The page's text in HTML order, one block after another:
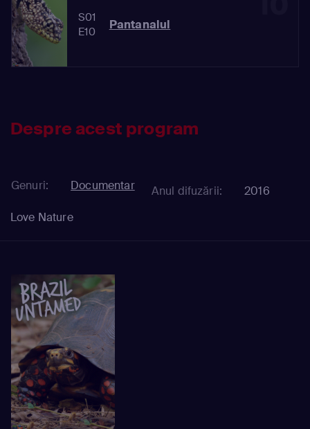
S01
E10
Pantanalul
Despre acest program
Genuri: Documentar Anul difuzării:
2016
Love Nature